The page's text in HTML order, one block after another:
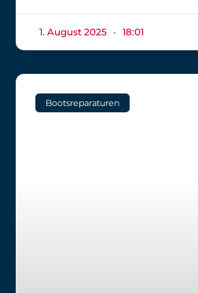
1. August 2025 18:01
Bootsreparaturen